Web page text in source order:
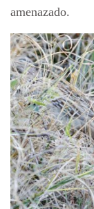
amenazado.